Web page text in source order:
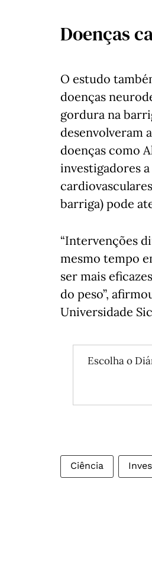
Doenças
O estudo
doenças
gordura na
desenvolveram
doenças como
investigadores
barriga) pode
“Intervenções
mesmo tempo
ser mais
do peso”,
Universidade
Escolha o
Ciência